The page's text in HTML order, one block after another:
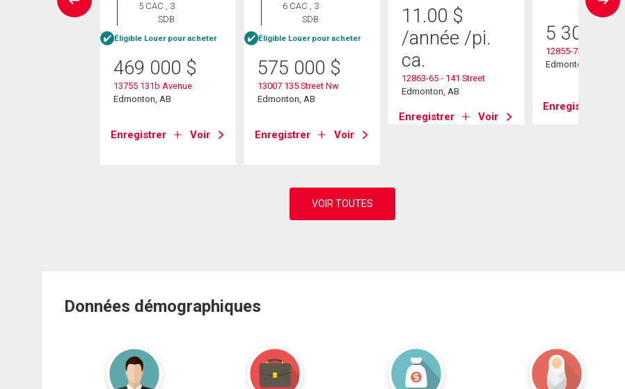
5 CAC , 3
SDB
Éligible Louer pour acheter
469 000 $
13755 131b Avenue
Edmonton, AB
Enregistrer Voir
6 CAC , 3
SDB
Éligible Louer pour acheter
575 000 $
13007 135 Street Nw
Edmonton, AB
Enregistrer Voir
11.00 $
/année /pi.
ca.
12863-65 - 141 Street
Edmonton, AB
Enregistrer Voir
5 300 000
12855-73 - 141 Street
Edmonton, AB
Enregistrer
Données démographiques